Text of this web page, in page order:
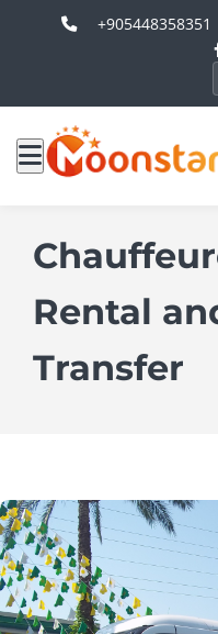
+905448358351
Rental
Transfer